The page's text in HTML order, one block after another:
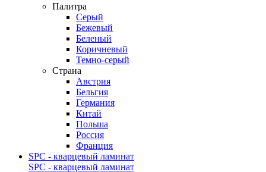
Палитра
Серый
Бежевый
Беленый
Коричневый
Темно-серый
Страна
Австрия
Бельгия
Германия
Китай
Польша
Россия
Франция
SPC - кварцевый ламинат
SPC - кварцевый ламинат